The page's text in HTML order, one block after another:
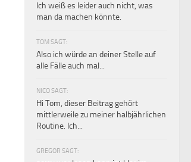
Ich weiß es leider auch nicht, was
man da machen könnte.
TOM SAGT:
Also ich würde an deiner Stelle auf
alle Fälle auch mal...
NICO SAGT:
Hi Tom, dieser Beitrag gehört
mittlerweile zu meiner halbjährlichen
Routine. Ich...
GREGOR SAGT: